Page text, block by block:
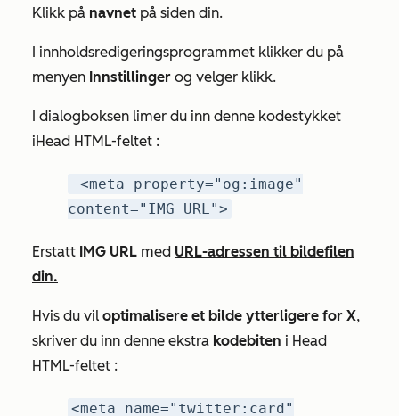
Klikk på navnet på siden din.
I innholdsredigeringsprogrammet klikker du på
menyen Innstillinger og velger klikk.
I dialogboksen limer du inn denne kodestykket
iHead HTML-feltet :
<meta property="og:image"
content="IMG URL">
Erstatt IMG URL med URL-adressen til bildefilen
din.
Hvis du vil optimalisere et bilde ytterligere for X,
skriver du inn denne ekstra kodebiten i Head
HTML-feltet :
<meta name="twitter:card"